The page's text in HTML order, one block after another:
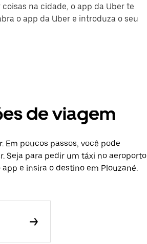
na cidade, o app da Uber te
o app da Uber e introduza o seu
de viagem
poucos passos, você pode
Seja para pedir um táxi no aeroporto
e insira o destino em Plouzané.